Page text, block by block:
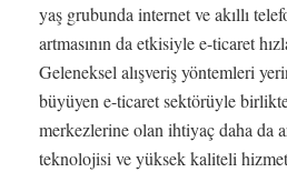
yaş grubunda internet ve akıllı
artmasının da etkisiyle e-ticaret
Geleneksel alışveriş yöntemleri
büyüyen e-ticaret sektörüyle
merkezlerine olan ihtiyaç daha da
teknolojisi ve yüksek kaliteli hizmet